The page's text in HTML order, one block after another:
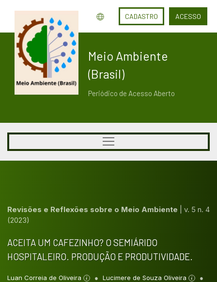
CADASTRO ACESSO
Meio Ambiente
(Brasil)
Periódico de Acesso Aberto
Revisões e Reflexões sobre o Meio Ambiente
v. 5 n. 4
(2023)
ACEITA UM CAFEZINHO? O SEMIÁRIDO
HOSPITALEIRO. PRODUÇÃO E PRODUTIVIDADE.
Luan Correia de Oliveira
Lucimere de Souza Oliveira